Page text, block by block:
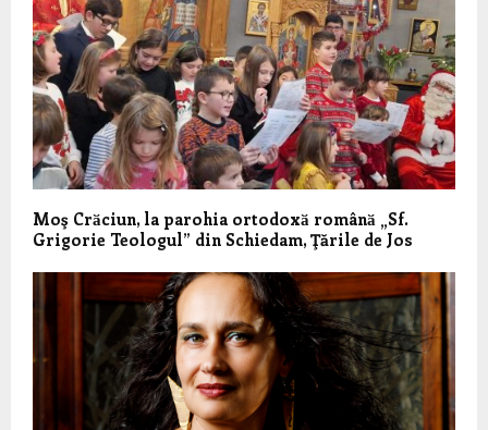
Moş Crӑciun, la parohia ortodoxӑ românӑ „Sf.
Grigorie Teologul” din Schiedam, Ţările de Jos